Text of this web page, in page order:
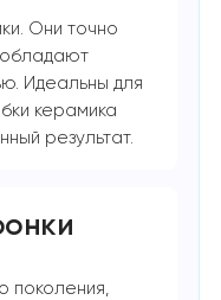
Они точно
обладают
Идеальны для
керамика
результат.
поколения,